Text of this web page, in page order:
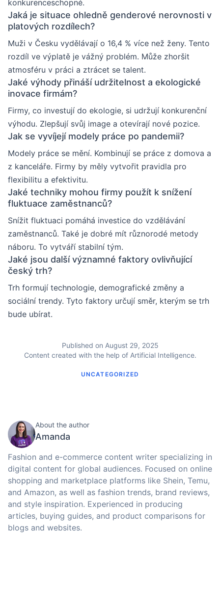
konkurenceschopné.
Jaká je situace ohledně genderové nerovnosti v
platových rozdílech?
Muži v Česku vydělávají o 16,4 % více než ženy. Tento
rozdíl ve výplatě je vážný problém. Může zhoršit
atmosféru v práci a ztrácet se talent.
Jaké výhody přináší udržitelnost a ekologické
inovace firmám?
Firmy, co investují do ekologie, si udržují konkurenční
výhodu. Zlepšují svůj image a otevírají nové pozice.
Jak se vyvíjejí modely práce po pandemii?
Modely práce se mění. Kombinují se práce z domova a
z kanceláře. Firmy by měly vytvořit pravidla pro
flexibilitu a efektivitu.
Jaké techniky mohou firmy použít k snížení
fluktuace zaměstnanců?
Snížit fluktuaci pomáhá investice do vzdělávání
zaměstnanců. Také je dobré mít různorodé metody
náboru. To vytváří stabilní tým.
Jaké jsou další významné faktory ovlivňující
český trh?
Trh formují technologie, demografické změny a
sociální trendy. Tyto faktory určují směr, kterým se trh
bude ubírat.
Published on August 29, 2025
Content created with the help of Artificial Intelligence.
UNCATEGORIZED
About the author
Amanda
Fashion and e-commerce content writer specializing in
digital content for global audiences. Focused on online
shopping and marketplace platforms like Shein, Temu,
and Amazon, as well as fashion trends, brand reviews,
and style inspiration. Experienced in producing
articles, buying guides, and product comparisons for
blogs and websites.